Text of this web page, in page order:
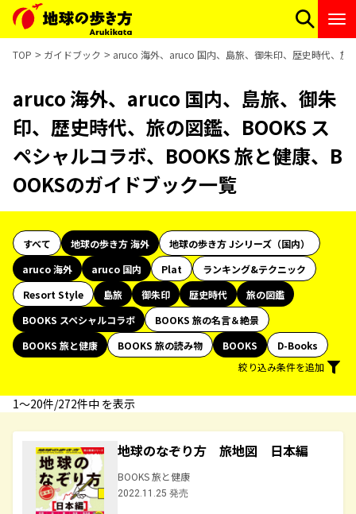
TOP ガイドブック aruco 海外、aruco 国内、島旅、御朱印、歴史時代、旅
aruco 海外、aruco 国内、島旅、御朱
印、歴史時代、旅の図鑑、BOOKS ス
ペシャルコラボ、BOOKS 旅と健康、B
OOKSのガイドブック一覧
すべて 地球の歩き方 海外
地球の歩き方 Jシリーズ（国内）
aruco 海外
aruco 国内 Plat
ランキング&テクニック
Resort Style
島旅 御朱印 歴史時代
旅の図鑑
BOOKS スペシャルコラボ
BOOKS 旅の名言＆絶景
BOOKS 旅と健康
BOOKS 旅の読み物 BOOKS
D-Books
絞り込み条件を追加
1〜20件/272件中 を表示
地球のなぞり方 旅地図 日本編
BOOKS 旅と健康
2022.11.25 発売